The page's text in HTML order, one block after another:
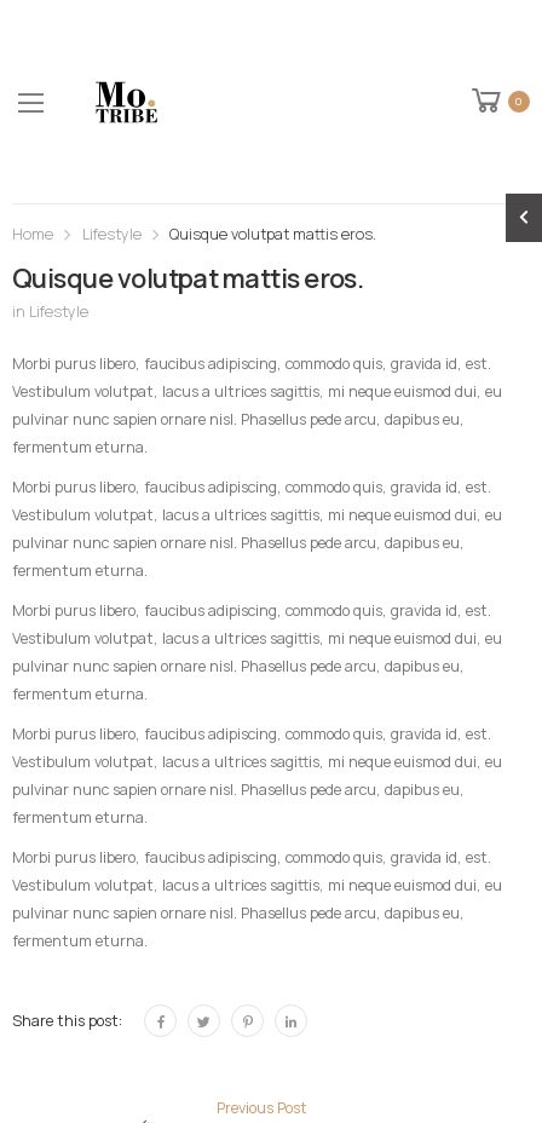
0
Home Lifestyle Quisque volutpat mattis eros.
Quisque volutpat mattis eros.
in Lifestyle
Morbi purus libero, faucibus adipiscing, commodo quis, gravida id, est.
Vestibulum volutpat, lacus a ultrices sagittis, mi neque euismod dui, eu
pulvinar nunc sapien ornare nisl. Phasellus pede arcu, dapibus eu,
fermentum eturna.
Morbi purus libero, faucibus adipiscing, commodo quis, gravida id, est.
Vestibulum volutpat, lacus a ultrices sagittis, mi neque euismod dui, eu
pulvinar nunc sapien ornare nisl. Phasellus pede arcu, dapibus eu,
fermentum eturna.
Morbi purus libero, faucibus adipiscing, commodo quis, gravida id, est.
Vestibulum volutpat, lacus a ultrices sagittis, mi neque euismod dui, eu
pulvinar nunc sapien ornare nisl. Phasellus pede arcu, dapibus eu,
fermentum eturna.
Morbi purus libero, faucibus adipiscing, commodo quis, gravida id, est.
Vestibulum volutpat, lacus a ultrices sagittis, mi neque euismod dui, eu
pulvinar nunc sapien ornare nisl. Phasellus pede arcu, dapibus eu,
fermentum eturna.
Morbi purus libero, faucibus adipiscing, commodo quis, gravida id, est.
Vestibulum volutpat, lacus a ultrices sagittis, mi neque euismod dui, eu
pulvinar nunc sapien ornare nisl. Phasellus pede arcu, dapibus eu,
fermentum eturna.
Share this post:
Previous Post